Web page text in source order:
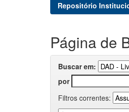
Repositório
Página de
Buscar em:
por
Filtros correntes: